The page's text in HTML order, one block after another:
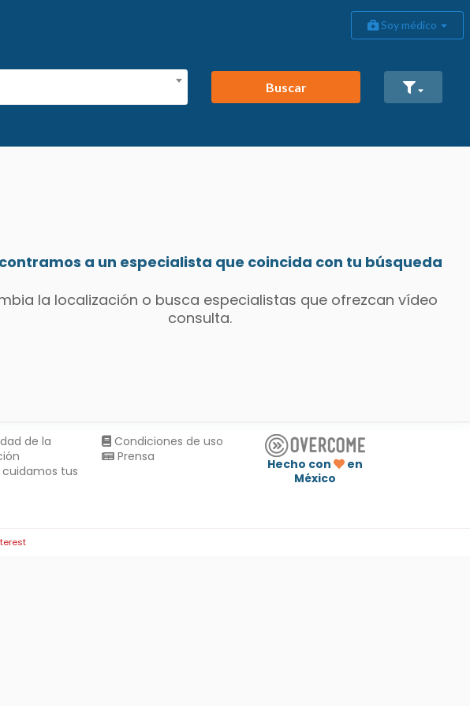
Soy médico
Buscar
a un especialista que coincida con tu búsqueda
la localización o busca especialistas que ofrezcan vídeo
consulta.
de la
tus
Condiciones de uso
Prensa
Hecho con
en
México